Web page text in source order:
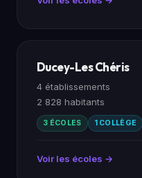
Ducey-Les Chéris
4 établissements
2 828 habitants
3 ÉCOLES 1 COLLÈGE
Voir les écoles →